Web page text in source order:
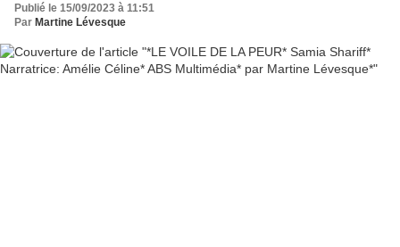
Publié le 15/09/2023 à 11:51
Par Martine Lévesque